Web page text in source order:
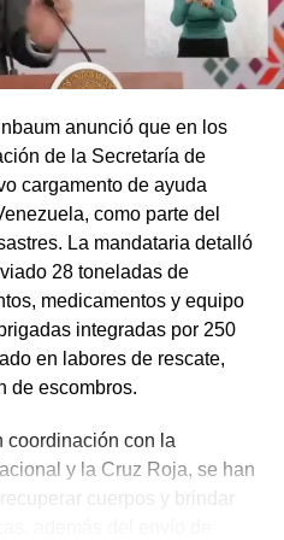
anunció que en los
de la Secretaría de
cargamento de ayuda
como parte del
La mandataria detalló
28 toneladas de
medicamentos y equipo
integradas por 250
en labores de rescate,
de escombros.
coordinación con la
y la Cruz Roja, se han
cuerpos y brindar